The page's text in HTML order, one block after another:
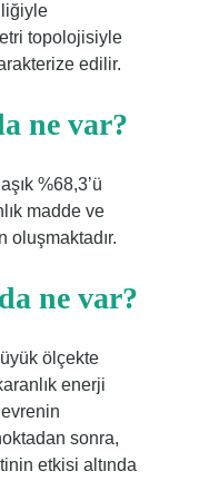
topolojisiyle
edilir.
ne var?
%68,3’ü
madde ve
oluşmaktadır.
ne var?
ölçekte
enerji
sonra,
etkisi altında